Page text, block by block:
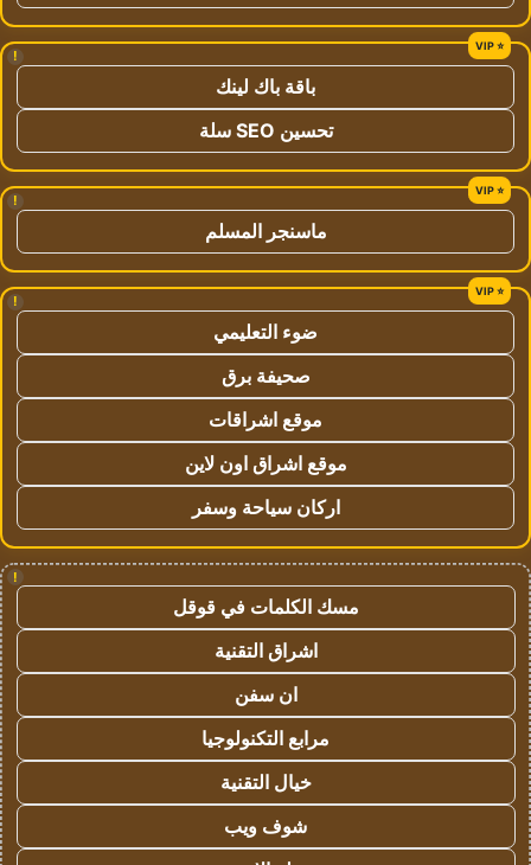
!
باقة باك لينك
تحسين SEO سلة
!
ماسنجر المسلم
!
ضوء التعليمي
صحيفة برق
موقع اشراقات
موقع اشراق اون لاين
اركان سياحة وسفر
!
مسك الكلمات في قوقل
اشراق التقنية
ان سفن
مرابع التكنولوجيا
خيال التقنية
شوف ويب